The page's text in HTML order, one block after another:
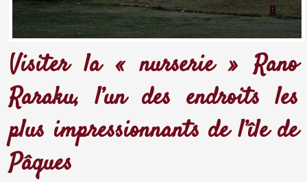
Visiter la « nurserie » Rano
Raraku, l’un des endroits les
plus impressionnants de l’île de
Pâques